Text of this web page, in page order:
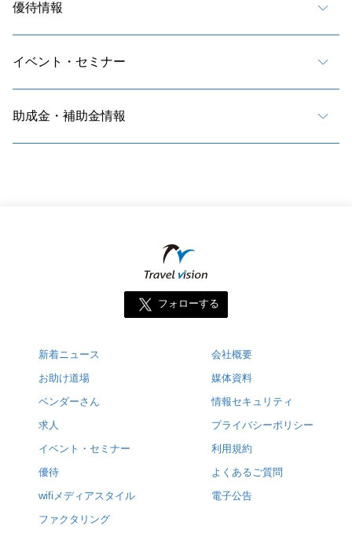
優待情報
イベント・セミナー
助成金・補助金情報
フォローする
新着ニュース
お助け道場
ベンダーさん
求人
イベント・セミナー
優待
wifiメディアスタイル
ファクタリング
会社概要
媒体資料
情報セキュリティ
プライバシーポリシー
利用規約
よくあるご質問
電子公告